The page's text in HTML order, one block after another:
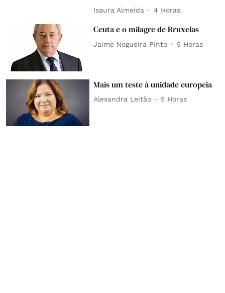
Isaura Almeida 4 Horas
Ceuta e o milagre de Bruxelas
Jaime Nogueira Pinto 5 Horas
Mais um teste à unidade europeia
Alexandra Leitão 5 Horas